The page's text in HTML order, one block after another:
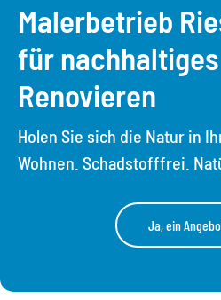
Malerbetrieb
für
Renovieren
Holen Sie sich die Natur in
Wohnen. Schadstofffrei.
Ja, ein